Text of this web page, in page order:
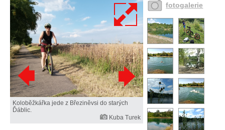
Koloběžkářka jede z Březiněvsi do starých
Ďáblic.
Kuba Turek
fotogalerie